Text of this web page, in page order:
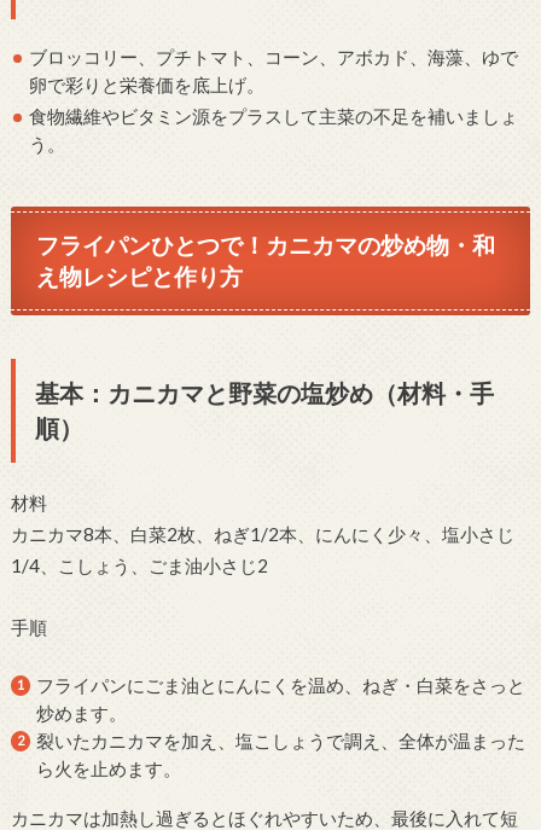
ブロッコリー、プチトマト、コーン、アボカド、海藻、ゆで
卵で彩りと栄養価を底上げ。
食物繊維やビタミン源をプラスして主菜の不足を補いましょ
う。
フライパンひとつで！カニカマの炒め物・和
え物レシピと作り方
基本：カニカマと野菜の塩炒め（材料・手
順）
材料
カニカマ8本、白菜2枚、ねぎ1/2本、にんにく少々、塩小さじ
1/4、こしょう、ごま油小さじ2
手順
フライパンにごま油とにんにくを温め、ねぎ・白菜をさっと
炒めます。
裂いたカニカマを加え、塩こしょうで調え、全体が温まった
ら火を止めます。
カニカマは加熱し過ぎるとほぐれやすいため、最後に入れて短